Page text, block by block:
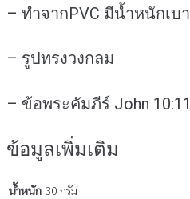
– ทำจากPVC มีน้ำหนักเบา
– รูปทรงวงกลม
– ข้อพระคัมภีร์ John 10:11
ข้อมูลเพิ่มเติม
น้ำหนัก 30 กรัม